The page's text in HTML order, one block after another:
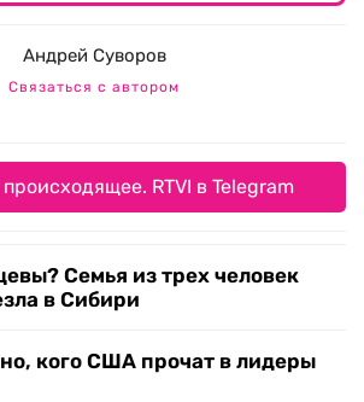
Андрей Суворов
Связаться с автором
RTVI в Telegram
Семья из трех человек
в Сибири
кого США прочат в лидеры